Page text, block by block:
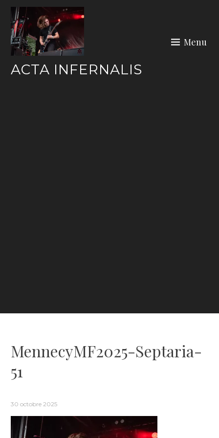
Skip
content
ACTA INFERNALIS
Menu
MennecyMF2025-Septaria-
51
30 octobre 2025